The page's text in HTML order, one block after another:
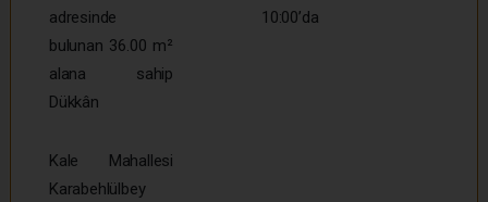
adresinde
bulunan 36.00 m²
alana sahip
Dükkân
10:00’da
Kale Mahallesi
Karabehlülbey